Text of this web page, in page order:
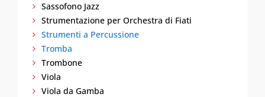
Sassofono Jazz
Strumentazione per Orchestra di Fiati
Strumenti a Percussione
Tromba
Trombone
Viola
Viola da Gamba